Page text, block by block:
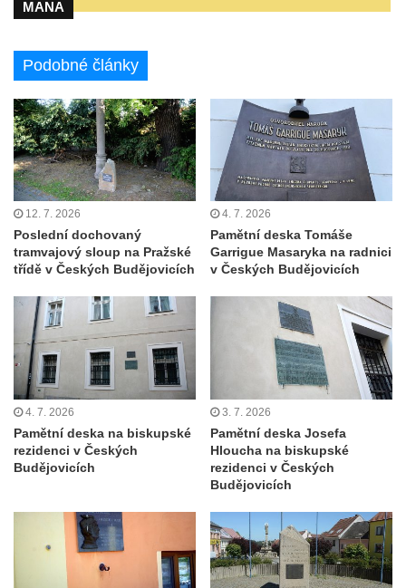
Pamětní deska Carlu Franzi Ballemu na
Pamětní deska Michala Třetiny na domě v
Pamětní deska povodně 2002 na kapli v
Brozánkách
Pamětní deska mostu Josefa Straky v
Mělníku
Pamětní deska Františka Xavera Parče na
domě čp. 17/1 v ulici G. Casanovy v
Duchcově
Pamětní deska Františka Heilmanna na faře
na náměstí Republiky v Duchcově
Pamětní deska Francisca Ferrera Guarida
ve Ferrerově ulici v Duchcově
Pamětní deska Casanovy na kapli svaté
Barbory v sadech Rudé armády v
Duchcově
Pamětní deska na domě čp. 371 v
Pamětní deska Eduarda Schrötera na
bráně hřbitova v Horní Chřibské.
Pamětní deska Friedricha Schillera u
MANA
Podobné články
12. 7. 2026
Poslední dochovaný
tramvajový sloup na Pražské
třídě v Českých Budějovicích
4. 7. 2026
Pamětní deska Tomáše
Garrigue Masaryka na radnici
v Českých Budějovicích
4. 7. 2026
Pamětní deska na biskupské
rezidenci v Českých
Budějovicích
3. 7. 2026
Pamětní deska Josefa
Hloucha na biskupské
rezidenci v Českých
Budějovicích